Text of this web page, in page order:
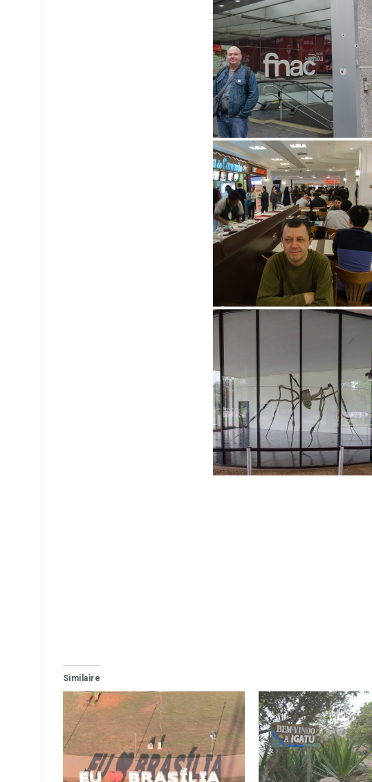
Similaire